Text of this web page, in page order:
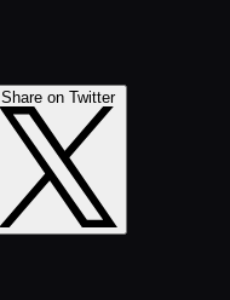
Share on Twitter